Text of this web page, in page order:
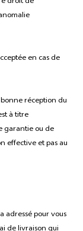
en cas de
réception du
à titre
garantie ou de
effective et pas au
adressé pour vous